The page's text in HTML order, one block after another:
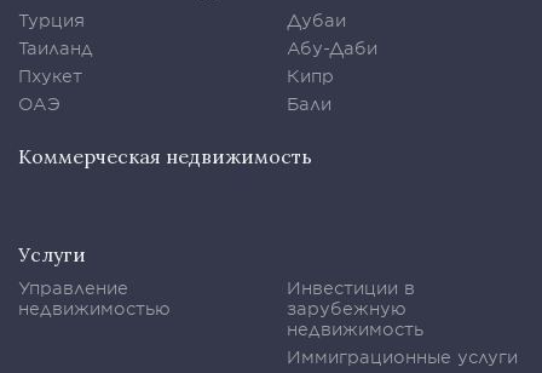
Турция
Таиланд
Пхукет
ОАЭ
Дубаи
Абу-Даби
Кипр
Бали
Коммерческая недвижимость
Услуги
Управление
недвижимостью
Инвестиции в
зарубежную
недвижимость
Иммиграционные услуги